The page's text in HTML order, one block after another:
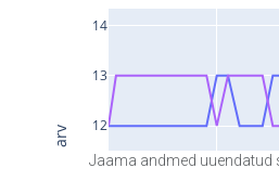
Jaama andmed uuendatud